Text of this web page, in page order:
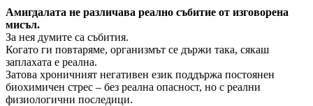
Амигдалата не различава реално събитие от изговорена
мисъл.
За нея думите са събития.
Когато ги повтаряме, организмът се държи така, сякаш
заплахата е реална.
Затова хроничният негативен език поддържа постоянен
биохимичен стрес – без реална опасност, но с реални
физиологични последици.